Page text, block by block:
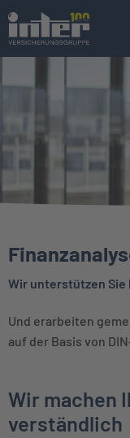
Wir unterstützen
Und erarbeiten
auf der Basis von
Wir machen
verständlich